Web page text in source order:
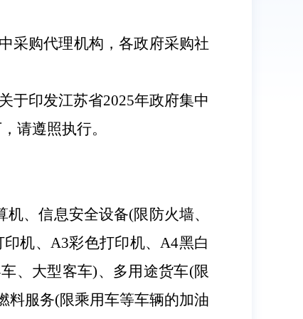
采购代理机构，各政府采购社
于印发江苏省2025年政府集中
请遵照执行。
机、信息安全设备(限防火墙、
印机、A3彩色打印机、A4黑白
、大型客车)、多用途货车(限
料服务(限乘用车等车辆的加油